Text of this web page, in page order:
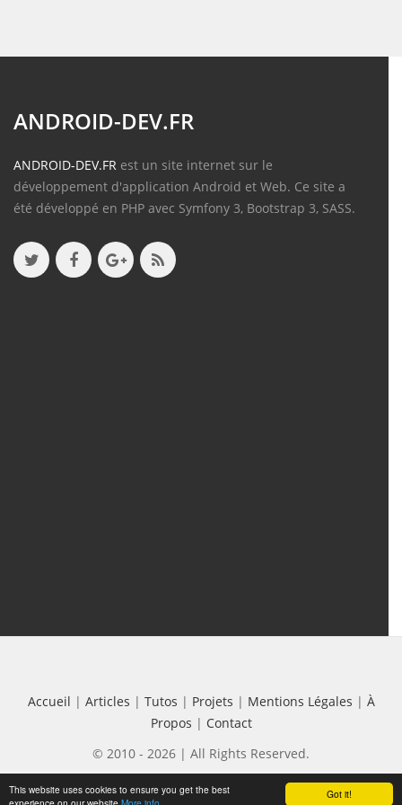
Got it!
This website uses cookies to ensure you get the best
ANDROID-DEV.FR
ANDROID-DEV.FR est un site internet sur le
développement d'application Android et Web. Ce site a
été développé en PHP avec Symfony 3, Bootstrap 3, SASS.
Accueil | Articles | Tutos | Projets | Mentions Légales | À
Propos | Contact
© 2010 - 2026 | All Rights Reserved.